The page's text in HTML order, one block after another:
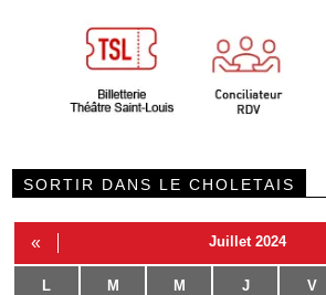
SORTIR DANS LE CHOLETAIS
« Juillet 2024
L M M J V